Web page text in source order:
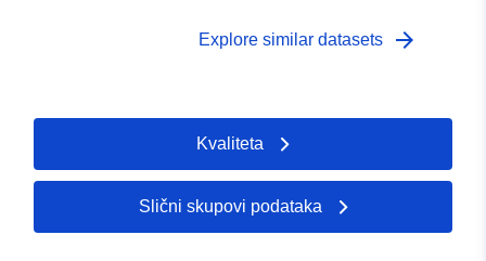
za PPRN-ove i PM3 za PPRT-ove); — opseg ispitivanja
datuma. Ovo je sljedeće: — propisano područje primjene
sadržano u receptu PPR-a (prirodnog ili tehnološkog); —
opseg izloženosti riziku koji odgovara području primjene
Explore similar datasets arrow_forward
Kvaliteta
Slični skupovi podataka